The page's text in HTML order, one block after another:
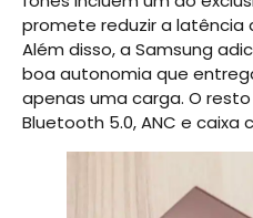
promete reduzir a latência
Além disso, a Samsung
boa autonomia que
apenas uma carga. O
Bluetooth 5.0, ANC e caixa